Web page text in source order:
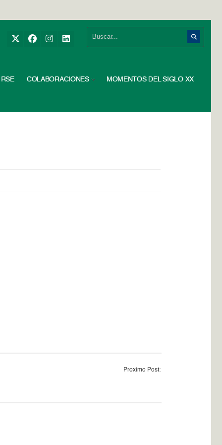
RSE COLABORACIONES MOMENTOS DEL SIGLO XX
Proximo Post: